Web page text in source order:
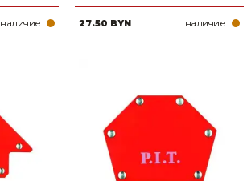
наличие: 27.50 BYN наличие: